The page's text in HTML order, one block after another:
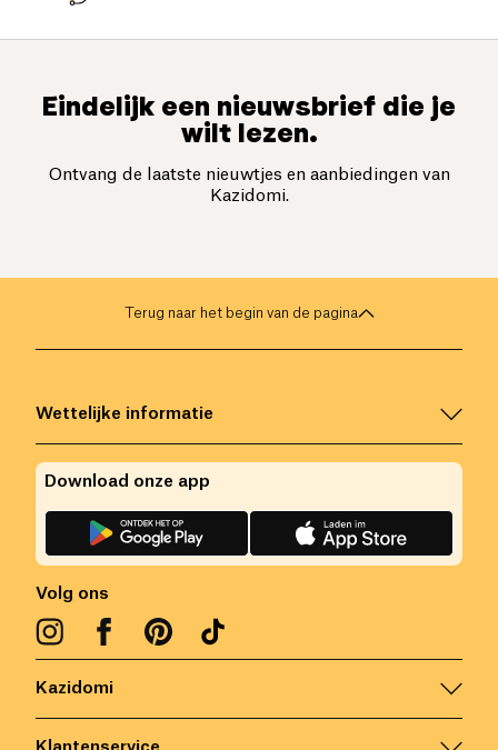
Eindelijk een nieuwsbrief die je
wilt lezen.
Ontvang de laatste nieuwtjes en aanbiedingen van
Kazidomi.
Terug naar het begin van de pagina
Kazidomi
Wettelijke informatie
Volg ons
Download onze app